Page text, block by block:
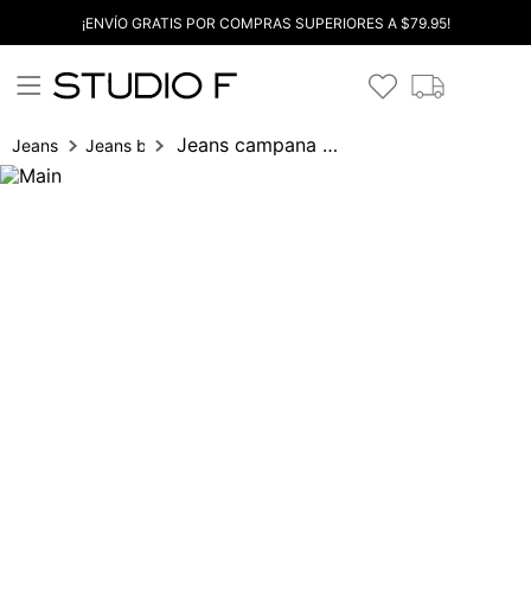
¡ENVÍO GRATIS POR COMPRAS SUPERIORES A $79.95!
Jeans Jeans bota campana Jeans campana tiro medio cinturon